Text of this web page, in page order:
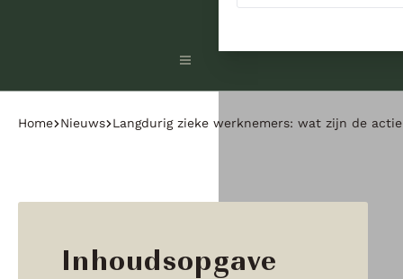
Home Nieuws Langdurig zieke werknemers: wat zijn de
Inhoudsopgave